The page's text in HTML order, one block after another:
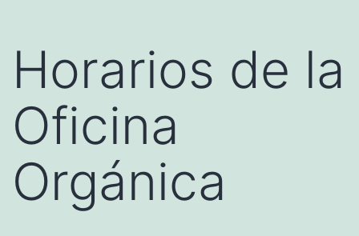
Horarios de la
Oficina
Orgánica